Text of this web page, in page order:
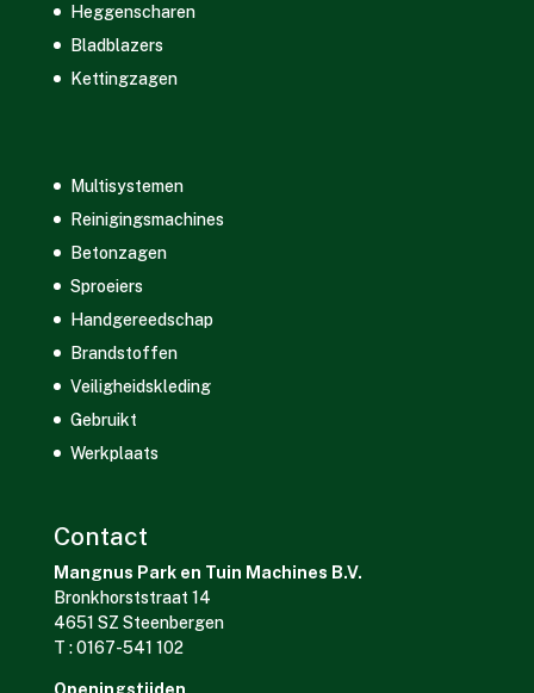
Heggenscharen
Bladblazers
Kettingzagen
Multisystemen
Reinigingsmachines
Betonzagen
Sproeiers
Handgereedschap
Brandstoffen
Veiligheidskleding
Gebruikt
Werkplaats
Contact
Mangnus Park en Tuin Machines B.V.
Bronkhorststraat 14
4651 SZ Steenbergen
T : 0167-541 102